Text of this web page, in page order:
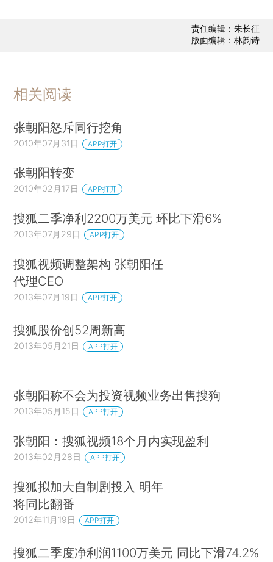
责任编辑：朱长征
版面编辑：林韵诗
相关阅读
张朝阳怒斥同行挖角
2010年07月31日 APP打开
张朝阳转变
2010年02月17日 APP打开
搜狐二季净利2200万美元 环比下滑6%
2013年07月29日 APP打开
搜狐视频调整架构 张朝阳任
代理CEO
2013年07月19日 APP打开
搜狐股价创52周新高
2013年05月21日 APP打开
张朝阳称不会为投资视频业务出售搜狗
2013年05月15日 APP打开
张朝阳：搜狐视频18个月内实现盈利
2013年02月28日 APP打开
搜狐拟加大自制剧投入 明年
将同比翻番
2012年11月19日 APP打开
搜狐二季度净利润1100万美元 同比下滑74.2%